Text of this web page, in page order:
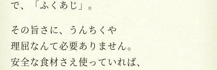
で、「ふくあじ」。
その旨さに、うんちくや
理屈なんて必要ありません。
安全な食材さえ使っていれば、